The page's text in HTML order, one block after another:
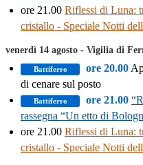
ore 21.00 Riflessi di Luna:
cristallo - Speciale Notti
venerdì 14 agosto - Vigilia di
Battiferro ore 20.00
di cenare sul posto
Battiferro ore 21.00
rassegna “Un etto di
ore 21.00 Riflessi di Luna:
cristallo - Speciale Notti